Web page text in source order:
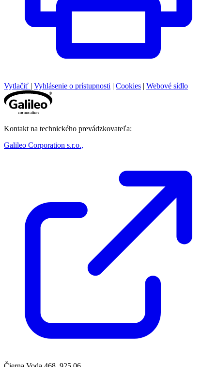
Vytlačiť | Vyhlásenie o prístupnosti | Cookies | Webové sídlo
Kontakt na technického prevádzkovateľa:
Galileo Corporation s.r.o.,